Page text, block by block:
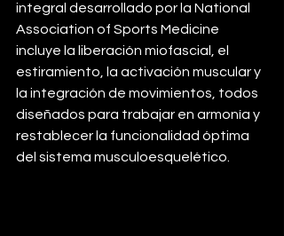
integral desarrollado por la National
Association of Sports Medicine
incluye la liberación miofascial, el
estiramiento, la activación muscular y
la integración de movimientos, todos
diseñados para trabajar en armonía y
restablecer la funcionalidad óptima
del sistema musculoesquelético.